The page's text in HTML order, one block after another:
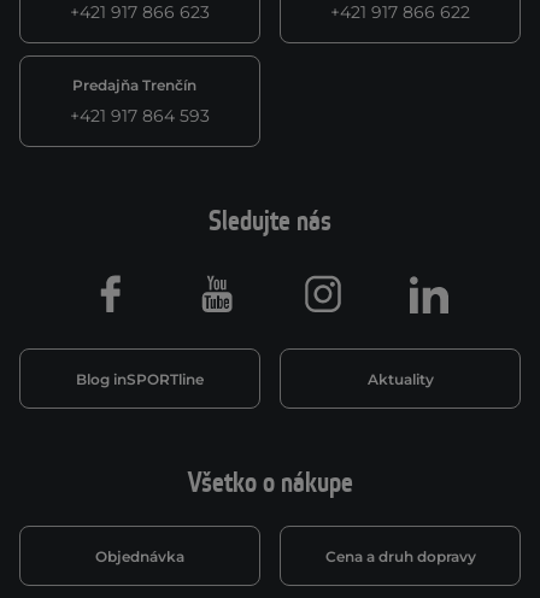
+421 917 866 623 +421 917 866 622
Predajňa Trenčín
+421 917 864 593
Všetko o nákupe
Objednávka Cena a druh dopravy
Sledujte nás
Blog inSPORTline Aktuality
Facebook Youtube Instagram LinkedIn